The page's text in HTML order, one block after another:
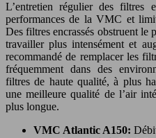
L’entretien régulier des filtres
performances de la VMC et
Des filtres encrassés obstruent le
travailler plus intensément et
recommandé de remplacer les
fréquemment dans des
filtres de haute qualité, à plus
une meilleure qualité de l’air
plus longue.
VMC Atlantic A150: